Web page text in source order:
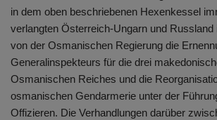
in dem oben beschriebenen Hexenkessel
verlangten Österreich-Ungarn und Russland
von der Osmanischen Regierung die
Generalinspekteurs für die drei
Osmanischen Reiches und die
osmanischen Gendarmerie unter der
Offizieren. Die Verhandlungen darüber